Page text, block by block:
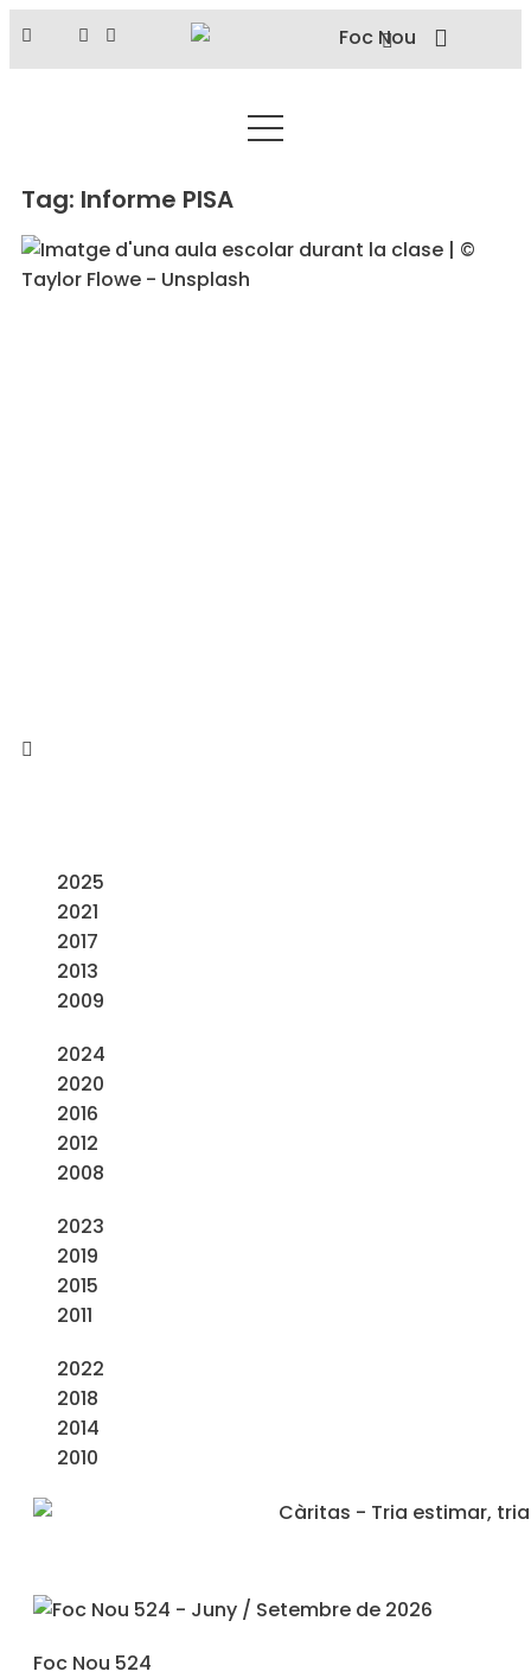
Tag: Informe PISA
2025
2021
2017
2013
2009
2024
2020
2016
2012
2008
2023
2019
2015
2011
2022
2018
2014
2010
Foc Nou 524